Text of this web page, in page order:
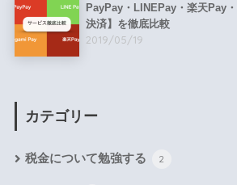
PayPay・LINEPay・楽天Pay
決済】を徹底比較
2019/05/19
カテゴリー
税金について勉強する 2